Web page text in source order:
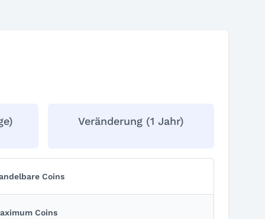
Veränderung (1 Jahr)
Coins
Coins